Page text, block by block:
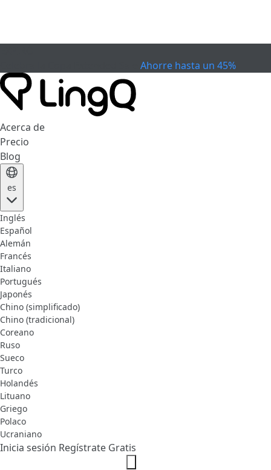
Ahorre hasta un 45%
Acerca de
Precio
Blog
es
Inglés
Español
Alemán
Francés
Italiano
Portugués
Japonés
Chino (simplificado)
Chino (tradicional)
Coreano
Ruso
Sueco
Turco
Holandés
Lituano
Griego
Polaco
Ucraniano
Inicia sesión Regístrate Gratis